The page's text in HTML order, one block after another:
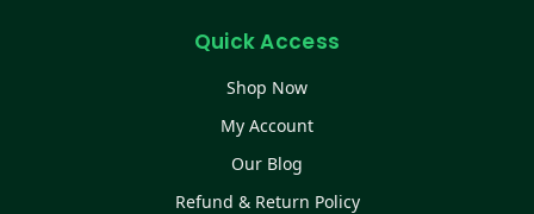
Quick Access
Shop Now
My Account
Our Blog
Refund & Return Policy